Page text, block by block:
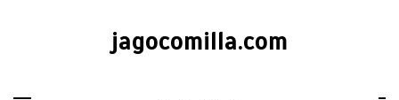
jagocomilla.com